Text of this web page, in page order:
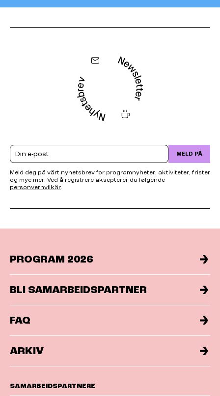
Email MELD PÅ
Meld deg på vårt nyhetsbrev for programnyheter, aktiviteter, frister
og mye mer. Ved å registrere aksepterer du følgende
personvernvilkår.
PROGRAM 2026
BLI SAMARBEIDSPARTNER
FAQ
ARKIV
SAMARBEIDSPARTNERE